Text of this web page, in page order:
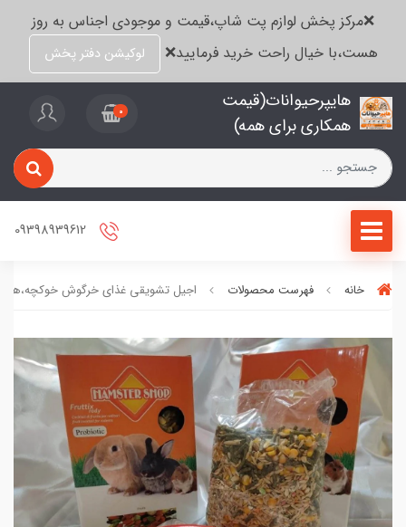
❌مرکز پخش لوازم پت شاپ،قیمت و موجودی اجناس به روز
هست،با خیال راحت خرید فرمایید❌
لوکیشن دفتر پخش
هایپرحیوانات(قیمت
همکاری برای همه)
0
خانه فهرست محصولات اجیل تشویقی غذای خرگوش